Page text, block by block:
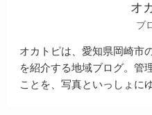
オ
ブ
オカトピは、愛知県岡崎市
を紹介する地域ブログ。管
ことを、写真といっしょに